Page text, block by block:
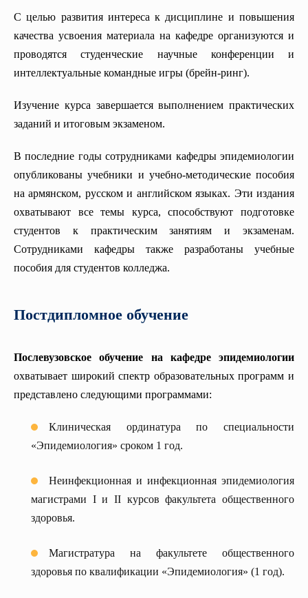
С целью развития интереса к дисциплине и повышения
качества усвоения материала на кафедре организуются и
проводятся студенческие научные конференции и
интеллектуальные командные игры (брейн-ринг).
Изучение курса завершается выполнением практических
заданий и итоговым экзаменом.
В последние годы сотрудниками кафедры эпидемиологии
опубликованы учебники и учебно-методические пособия
на армянском, русском и английском языках. Эти издания
охватывают все темы курса, способствуют подготовке
студентов к практическим занятиям и экзаменам.
Сотрудниками кафедры также разработаны учебные
пособия для студентов колледжа.
Постдипломное обучение
Послевузовское обучение на кафедре эпидемиологии
охватывает широкий спектр образовательных программ и
представлено следующими программами:
Клиническая ординатура по специальности
«Эпидемиология» сроком 1 год.
Неинфекционная и инфекционная эпидемиология
магистрами I и II курсов факультета общественного
здоровья.
Магистратура на факультете общественного
здоровья по квалификации «Эпидемиология» (1 год).